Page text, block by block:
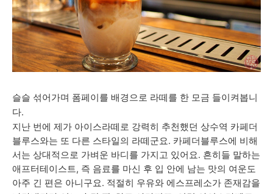
슬슬 섞어가며 폼페이를 배경으로 라떼를 한 모금 들이켜봅니
다.
지난 번에 제가 아이스라떼로 강력히 추천했던 상수역 카페더
블루스와는 또 다른 스타일의 라떼군요. 카페더블루스에 비해
서는 상대적으로 가벼운 바디를 가지고 있어요. 흔히들 말하는
애프터테이스트, 즉 음료를 마신 후 입 안에 남는 맛의 여운도
아주 긴 편은 아니구요. 적절히 우유와 에스프레소가 존재감을